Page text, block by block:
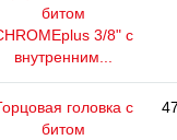
битом
3/8" с
внутренним...
головка с
битом